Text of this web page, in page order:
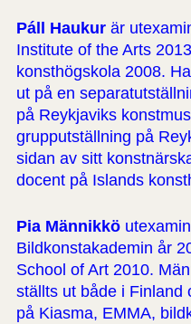
Páll Haukurär
Institute of the Arts
konsthögskola 2008.
ut på en
på Reykjaviks
grupputställning på
sidan av sitt
docent på Islands
Pia Männikkö
Bildkonstakademin år
School of Art 2010.
ställts ut både i Finland
på Kiasma, EMMA,